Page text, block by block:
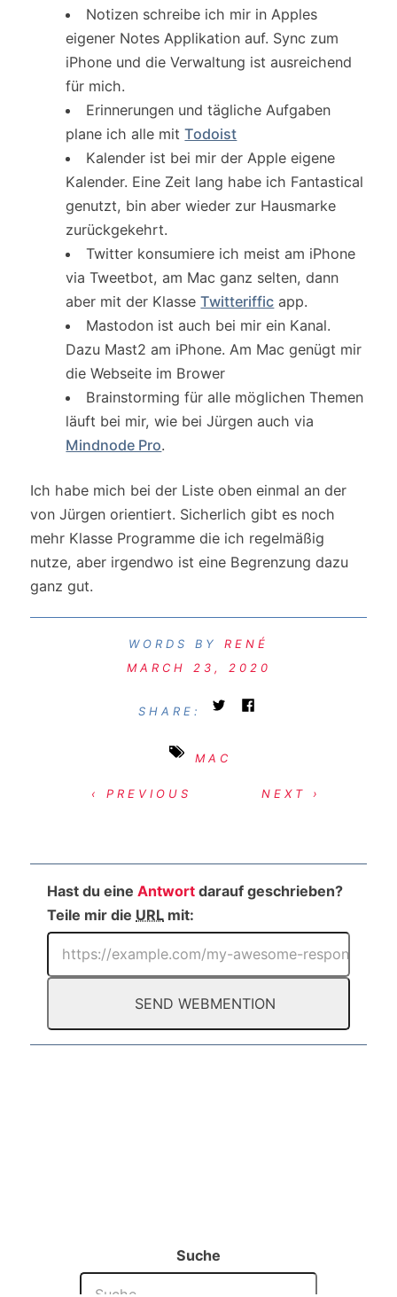
Notizen schreibe ich mir in Apples
eigener Notes Applikation auf. Sync zum
iPhone und die Verwaltung ist ausreichend
für mich.
Erinnerungen und tägliche Aufgaben
plane ich alle mitTodoist
Kalender ist bei mir der Apple eigene
Kalender. Eine Zeit lang habe ich Fantastical
genutzt, bin aber wieder zur Hausmarke
zurückgekehrt.
Twitter konsumiere ich meist am iPhone
via Tweetbot, am Mac ganz selten, dann
aber mit der KlasseTwitteriffic app.
Mastodon ist auch bei mir ein Kanal.
Dazu Mast2 am iPhone. Am Mac genügt mir
die Webseite im Brower
Brainstorming für alle möglichen Themen
läuft bei mir, wie bei Jürgen auch via
Mindnode Pro.
Ich habe mich bei der Liste oben einmal an der
von Jürgen orientiert. Sicherlich gibt es noch
mehr Klasse Programme die ich regelmäßig
nutze, aber irgendwo ist eine Begrenzung dazu
ganz gut.
RENÉ
MARCH 23, 2020
SHARE:
MAC
‹ PREVIOUS NEXT ›
Hast du eineAntwort darauf geschrieben?
Teile mir die URL mit:
Suche